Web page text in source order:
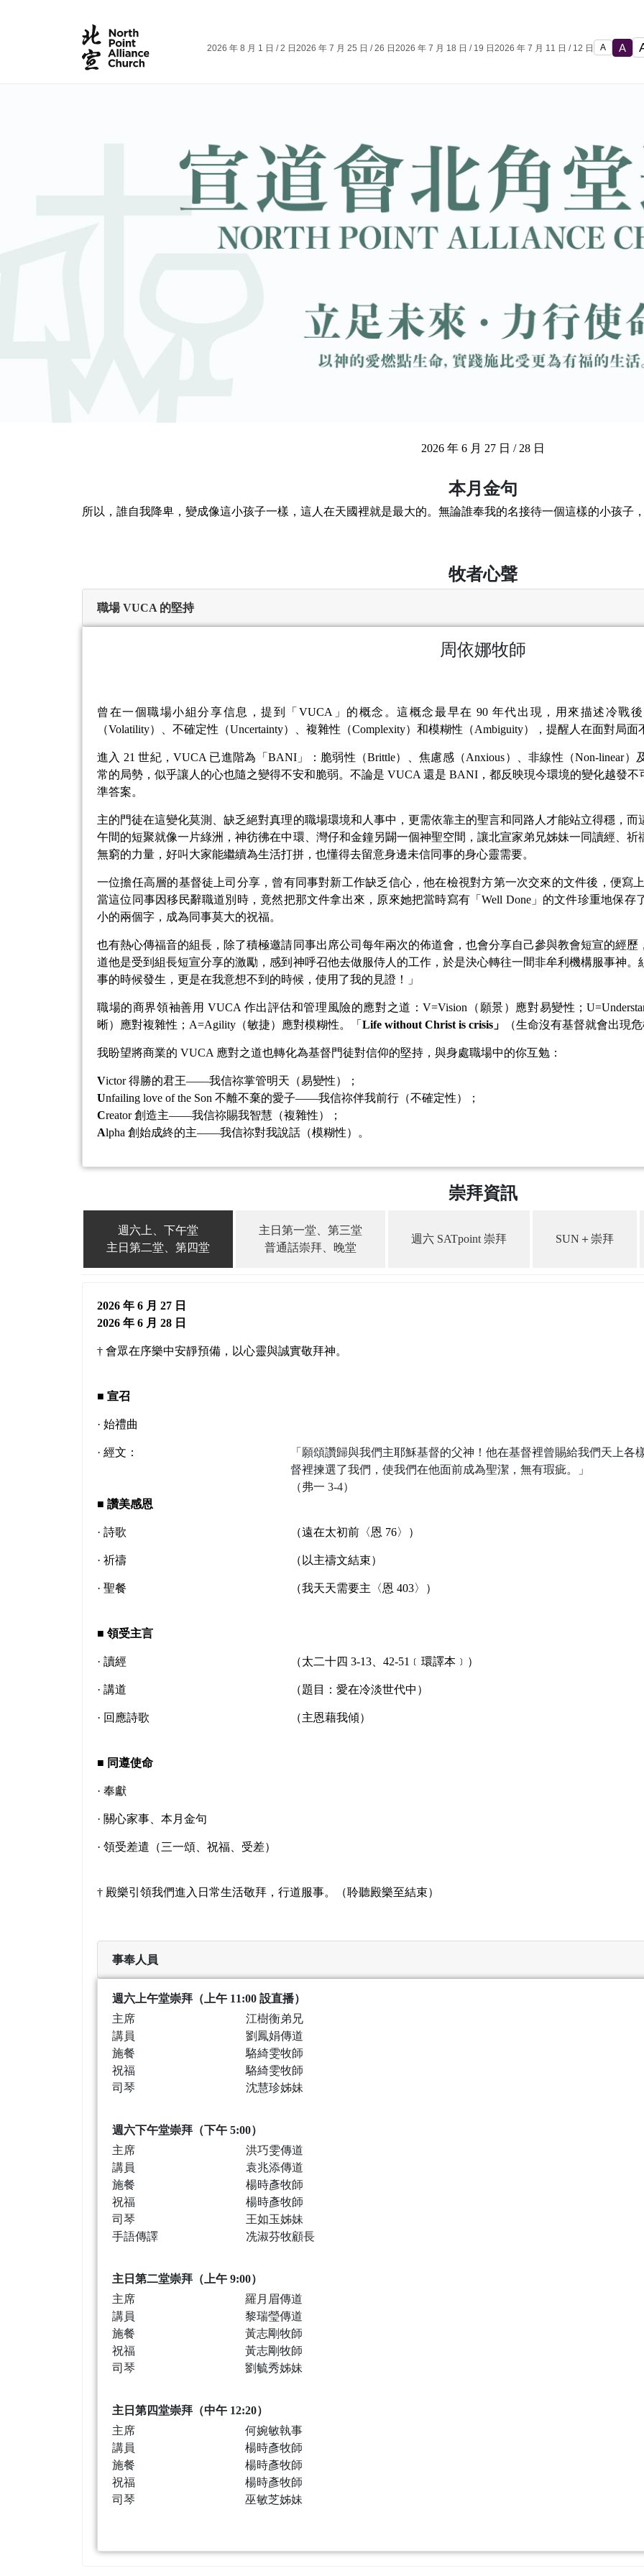
2026 年 8 月 1 日 / 2 日 2026 年 7 月 25 日 / 26 日 2026 年 7 月 18 日 / 19 日 2026 年 7 月 11 日 / 12 日 A A
2026 年 6 月 27 日 / 28 日
本月金句
所以，誰自我降卑，變成像這小孩子一樣，這人在天國裡就是最大的。無論誰奉我的名接待一個這樣的小孩子
牧者心聲
職場 VUCA 的堅持
周依娜牧師
曾在一個職場小組分享信息，提到「VUCA」的概念。這概念最早在 90 年代出現，用來描述冷戰
（Volatility）、不確定性（Uncertainty）、複雜性（Complexity）和模糊性（Ambiguity），提醒人在面對局
進入 21 世紀，VUCA 已進階為「BANI」：脆弱性（Brittle）、焦慮感（Anxious）、非線性（Non-linear）
常的局勢，似乎讓人的心也隨之變得不安和脆弱。不論是 VUCA 還是 BANI，都反映現今環境的變化越發
準答案。
主的門徒在這變化莫測、缺乏絕對真理的職場環境和人事中，更需依靠主的聖言和同路人才能站立得穩，
午間的短聚就像一片綠洲，神彷彿在中環、灣仔和金鐘另闢一個神聖空間，讓北宣家弟兄姊妹一同讀經、
無窮的力量，好叫大家能繼續為生活打拼，也懂得去留意身邊未信同事的身心靈需要。
一位擔任高層的基督徒上司分享，曾有同事對新工作缺乏信心，他在檢視對方第一次交來的文件後，便寫
當這位同事因移民辭職道別時，竟然把那文件拿出來，原來她把當時寫有「Well Done」的文件珍重地保
小的兩個字，成為同事莫大的祝福。
也有熱心傳福音的組長，除了積極邀請同事出席公司每年兩次的佈道會，也會分享自己參與教會短宣的經
道他是受到組長短宣分享的激勵，感到神呼召他去做服侍人的工作，於是決心轉往一間非牟利機構服事神
事的時候發生，更是在我意想不到的時候，使用了我的見證！」
職場的商界領袖善用 VUCA 作出評估和管理風險的應對之道：V=Vision（願景）應對易變性；
晰）應對複雜性；A=Agility（敏捷）應對模糊性。「 Life without Christ is crisis 」 （生命沒有基督就會出現
我盼望將商業的 VUCA 應對之道也轉化為基督門徒對信仰的堅持，與身處職場中的你互勉：
Victor 得勝的君王——我信祢掌管明天（易變性）；
Unfailing love of the Son 不離不棄的愛子——我信祢伴我前行（不確定性）；
Creator 創造主——我信祢賜我智慧（複雜性）；
Alpha 創始成終的主——我信祢對我說話（模糊性）。
崇拜資訊
週六上、下午堂
主日第二堂、第四堂
主日第一堂、第三堂
普通話崇拜、晚堂
週六 SATpoint 崇拜 SUN＋崇拜
2026 年 6 月 27 日
2026 年 6 月 28 日
† 會眾在序樂中安靜預備，以心靈與誠實敬拜神。
■ 宣召
· 始禮曲
· 經文：
「願頌讚歸與我們主耶穌基督的父神！他在基督裡曾賜給我們天上
督裡揀選了我們，使我們在他面前成為聖潔，無有瑕疵。」
（弗一 3-4）
■ 讚美感恩
· 詩歌 （遠在太初前〈恩 76〉）
· 祈禱 （以主禱文結束）
· 聖餐 （我天天需要主〈恩 403〉）
■ 領受主言
· 讀經 （太二十四 3-13、42-51﹝環譯本﹞）
· 講道 （題目：愛在冷淡世代中）
· 回應詩歌 （主恩藉我傾）
■ 同遵使命
· 奉獻
· 關心家事、本月金句
· 領受差遣（三一頌、祝福、受差）
† 殿樂引領我們進入日常生活敬拜，行道服事。（聆聽殿樂至結束）
事奉人員
週六上午堂崇拜（上午 11:00 設直播）
主席
江樹衡弟兄
講員
劉鳳娟傳道
施餐
駱綺雯牧師
祝福
駱綺雯牧師
司琴
沈慧珍姊妹
週六下午堂崇拜（下午 5:00）
主席
洪巧雯傳道
講員
袁兆添傳道
施餐
楊時彥牧師
祝福
楊時彥牧師
司琴
王如玉姊妹
手語傳譯
冼淑芬牧顧長
主日第二堂崇拜（上午 9:00）
主席
羅月眉傳道
講員
黎瑞瑩傳道
施餐
黃志剛牧師
祝福
黃志剛牧師
司琴
劉毓秀姊妹
主日第四堂崇拜（中午 12:20）
主席
何婉敏執事
講員
楊時彥牧師
施餐
楊時彥牧師
祝福
楊時彥牧師
司琴
巫敏芝姊妹